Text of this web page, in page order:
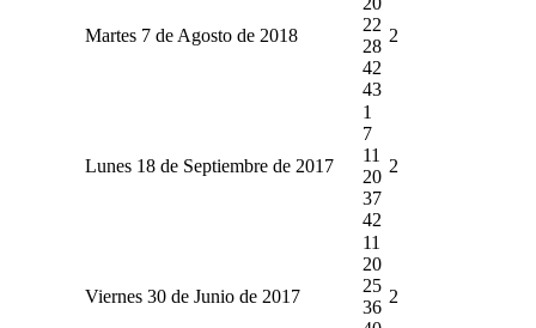
Martes 7 de Agosto de 2018
22
28
42
43
2
Lunes 18 de Septiembre de 2017
1
7
11
20
37
42
2
Viernes 30 de Junio de 2017
11
20
25
36
2